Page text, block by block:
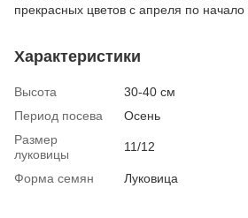
прекрасных цветов с апреля по начало
Характеристики
Высота
30-40 см
Период посева
Осень
Размер
луковицы
11/12
Форма семян Луковица